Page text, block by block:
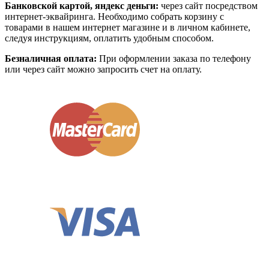
Банковской картой, яндекс деньги: через сайт посредством
интернет-эквайринга. Необходимо собрать корзину с
товарами в нашем интернет магазине и в личном кабинете,
следуя инструкциям, оплатить удобным способом.
Безналичная оплата: При оформлении заказа по телефону
или через сайт можно запросить счет на оплату.